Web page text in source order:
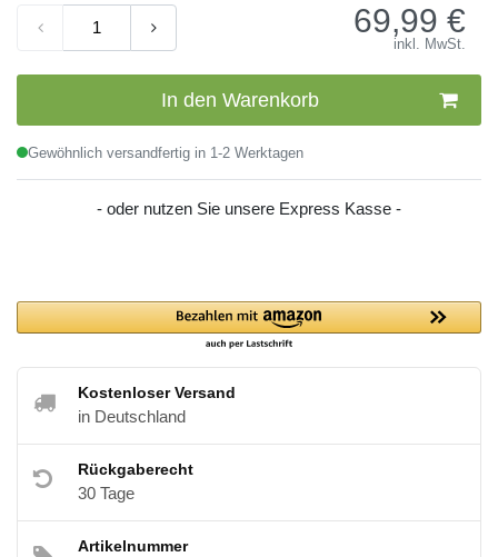
69,99 €
inkl. MwSt.
In den Warenkorb
Gewöhnlich versandfertig in 1-2 Werktagen
- oder nutzen Sie unsere Express Kasse -
Kostenloser Versand
in Deutschland
Rückgaberecht
30 Tage
Artikelnummer